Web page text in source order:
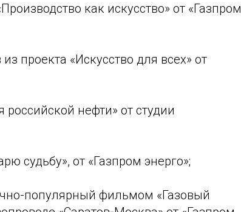
как искусство» от «Газпром
проекта «Искусство для всех» от
нефти» от студии
судьбу», от «Газпром энерго»;
популярный фильмом «Газовый